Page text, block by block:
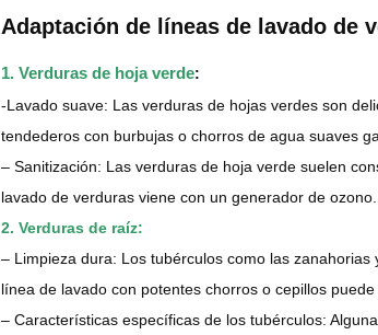
Adaptación de líneas de lavado de
1. Verduras de hoja verde:
-Lavado suave: Las verduras de hojas verdes son
tendederos con burbujas o chorros de agua suaves
– Sanitización: Las verduras de hoja verde suelen
lavado de verduras viene con un generador de
2. Verduras de raíz:
– Limpieza dura: Los tubérculos como las
línea de lavado con potentes chorros o cepillos
– Características específicas de los tubérculos: